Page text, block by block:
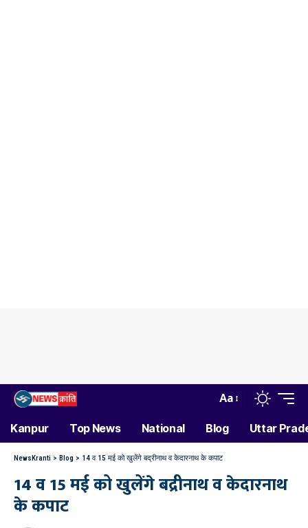
Aa
Kanpur Top News National Blog Uttar
NewsKranti > Blog > 14 व 15 मई को खुलेंगे बद्रीनाथ व केदारनाथ के कपाट
14 व 15 मई को खुलेंगे बद्रीनाथ व केदारनाथ
के कपाट